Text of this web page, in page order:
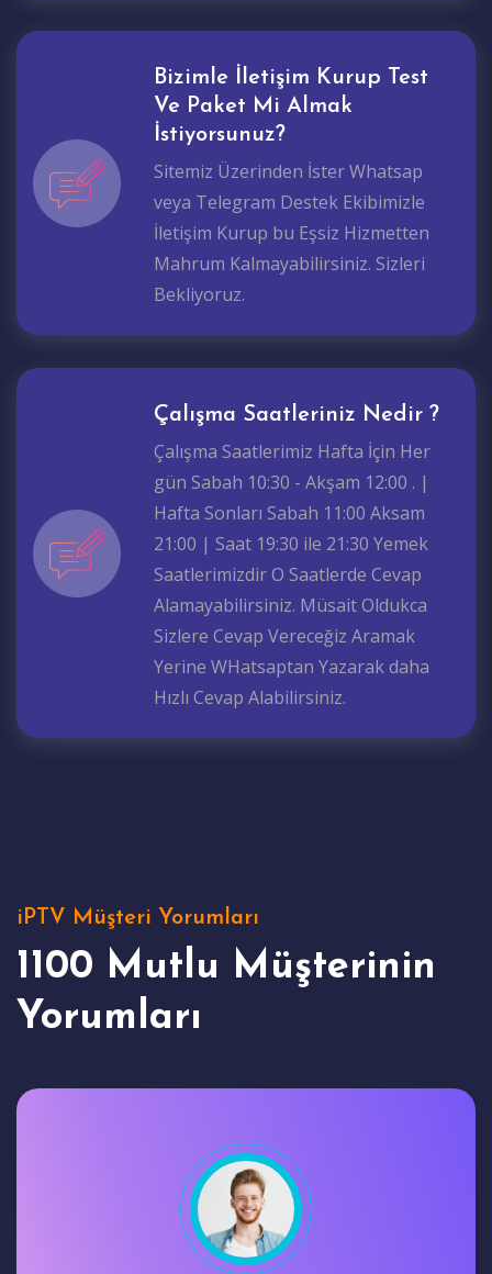
Bizimle İletişim Kurup Test
Ve Paket Mi Almak
İstiyorsunuz?
Sitemiz Üzerinden İster Whatsap
veya Telegram Destek Ekibimizle
İletişim Kurup bu Eşsiz Hizmetten
Mahrum Kalmayabilirsiniz. Sizleri
Bekliyoruz.
Çalışma Saatleriniz Nedir ?
Çalışma Saatlerimiz Hafta İçin Her
gün Sabah 10:30 - Akşam 12:00 . |
Hafta Sonları Sabah 11:00 Aksam
21:00 | Saat 19:30 ile 21:30 Yemek
Saatlerimizdir O Saatlerde Cevap
Alamayabilirsiniz. Müsait Oldukca
Sizlere Cevap Vereceğiz Aramak
Yerine WHatsaptan Yazarak daha
Hızlı Cevap Alabilirsiniz.
iPTV Müşteri Yorumları
1100 Mutlu Müşterinin
Yorumları